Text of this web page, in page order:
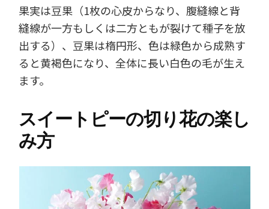
果実は豆果（1枚の心皮からなり、腹縫線と背
縫線が一方もしくは二方ともが裂けて種子を放
出する）、豆果は楕円形、色は緑色から成熟す
ると黄褐色になり、全体に長い白色の毛が生え
ます。
スイートピーの切り花の楽し
み方